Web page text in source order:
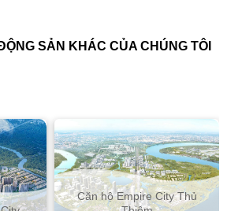
SẢN KHÁC CỦA CHÚNG TÔI
Căn hộ Empire City Thủ